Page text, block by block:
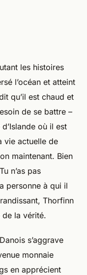
les histoires
l’océan et atteint
qu’il est chaud et
de se battre –
où il est
vie actuelle de
maintenant. Bien
n’as pas
personne à qui il
Thorfinn
de la vérité.
s’aggrave
monnaie
en apprécient